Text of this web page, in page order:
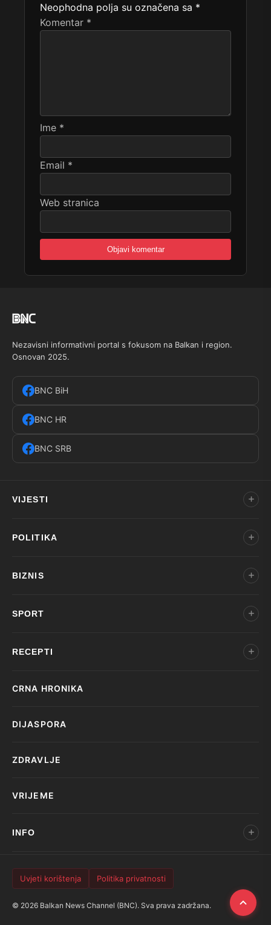
Neophodna polja su označena sa *
Komentar *
Ime *
Email *
Web stranica
Nezavisni informativni portal s fokusom na Balkan i region.
Osnovan 2025.
BNC BiH
BNC HR
BNC SRB
VIJESTI
POLITIKA
BIZNIS
SPORT
RECEPTI
CRNA HRONIKA
DIJASPORA
ZDRAVLJE
VRIJEME
INFO
Uvjeti korištenja Politika privatnosti
© 2026 Balkan News Channel (BNC). Sva prava zadržana.